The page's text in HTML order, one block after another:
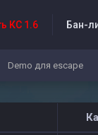
КС 1.6 Бан-
Demo для escape